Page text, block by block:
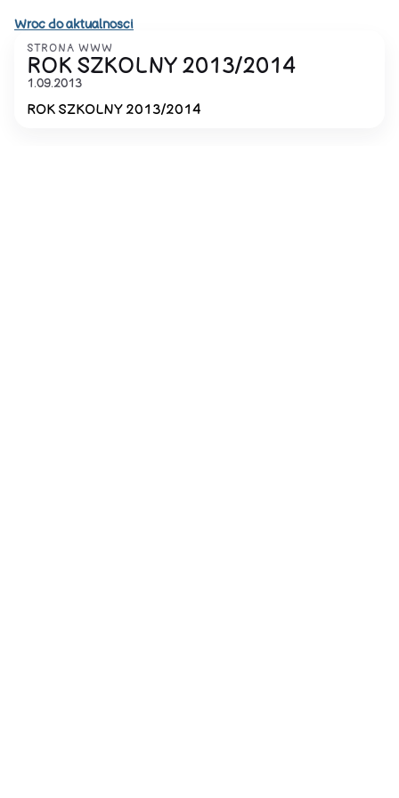
Wroc do aktualnosci
STRONA WWW
ROK SZKOLNY 2013/2014
1.09.2013
ROK SZKOLNY 2013/2014